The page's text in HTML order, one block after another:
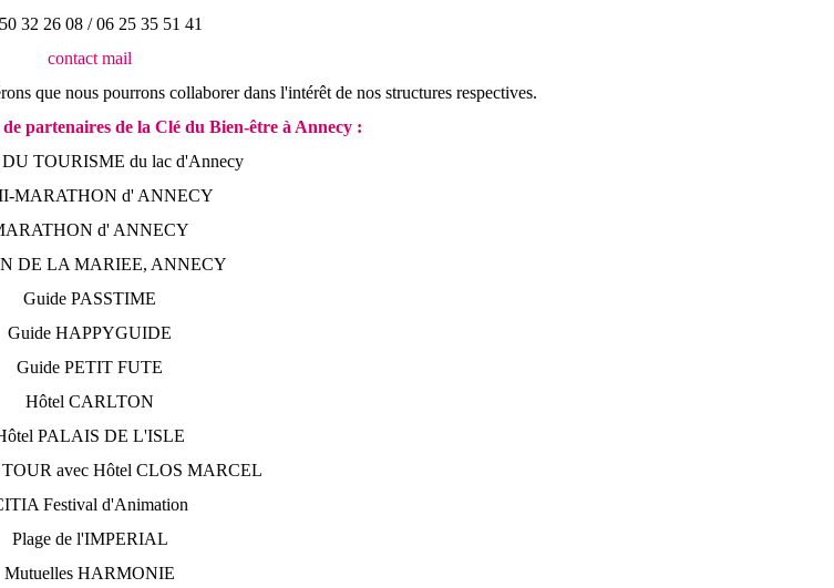
32 26 08 / 06 25 35 51 41
contact mail
que nous pourrons collaborer dans l'intérêt de nos structures respectives.
partenaires de la Clé du Bien-être à Annecy :
TOURISME du lac d'Annecy
MARATHON d' ANNECY
d' ANNECY
DE LA MARIEE, ANNECY
Guide PASSTIME
Guide HAPPYGUIDE
Guide PETIT FUTE
Hôtel CARLTON
PALAIS DE L'ISLE
avec Hôtel CLOS MARCEL
Festival d'Animation
Plage de l'IMPERIAL
Mutuelles HARMONIE